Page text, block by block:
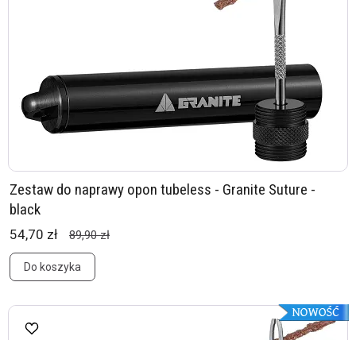
Zestaw do naprawy opon tubeless - Granite Suture -
black
54,70 zł 89,90 zł
Do koszyka